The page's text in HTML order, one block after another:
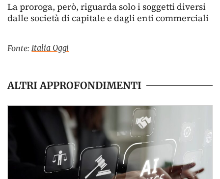
La proroga, però, riguarda solo i soggetti diversi
dalle società di capitale e dagli enti commerciali
Fonte: Italia Oggi
ALTRI APPROFONDIMENTI